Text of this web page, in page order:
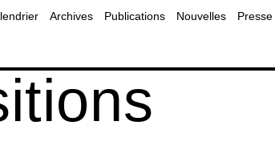
Archives
Programmes publicsPublications Nouvelles Presse